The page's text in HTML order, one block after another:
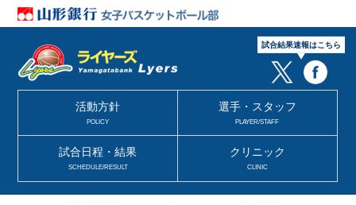
試合結果速報はこちら
活動方針
POLICY
選手・スタッフ
PLAYER/STAFF
試合日程・結果
SCHEDULE/RESULT
クリニック
CLINIC